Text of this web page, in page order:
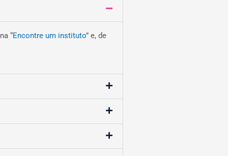
“Encontre um instituto” e, de